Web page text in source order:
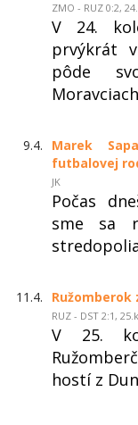
ZMO - RUZ 0:2,
V 24.
prvýkrát
pôde
9.4.
Marek
futbalovej
JK
Počas
sme sa
11.4.
RUZ - DST 2:1,
V 25.
hostí z